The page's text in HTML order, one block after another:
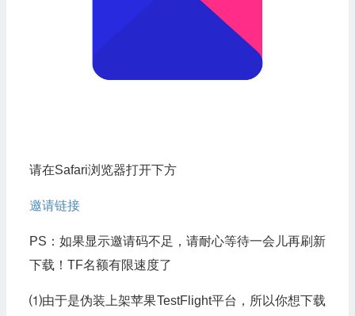
请在Safari浏览器打开下方
邀请链接
PS：如果显示邀请码不足，请耐心等待一会儿再刷新
下载！TF名额有限速度了
⑴由于是伪装上架苹果TestFlight平台，所以你想下载